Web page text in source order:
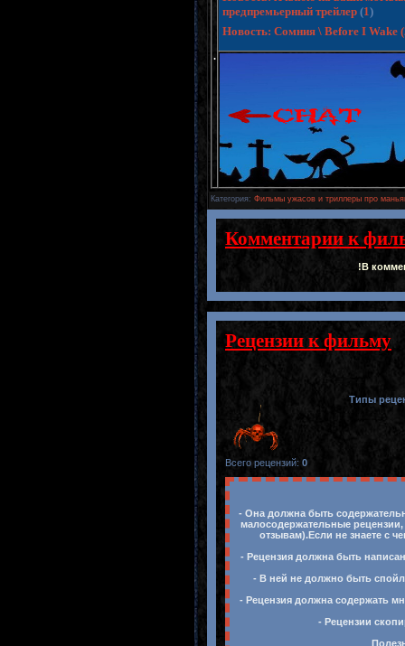
.
предпремьерный трейлер (1)
Новость: Сомния \ Before I Wake
Категория: Фильмы ужасов и триллеры про
Комментарии к
!В
Рецензии к фильму
Типы
Всего рецензий: 0
- Она должна быть
малосодержательные
отзывам).Если не знаете с
- Рецензия должна быть
- В ней не должно быть
- Рецензия должна содержать
- Рецензии